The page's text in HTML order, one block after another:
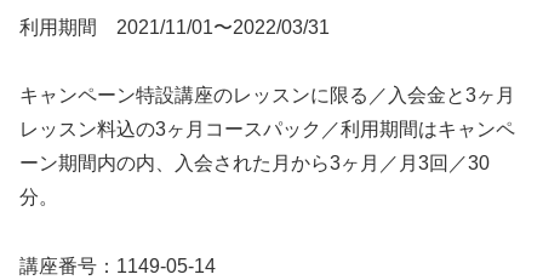
利用期間 2021/11/01〜2022/03/31
キャンペーン特設講座のレッスンに限る／入会金と3ヶ月
レッスン料込の3ヶ月コースパック／利用期間はキャンペ
ーン期間内の内、入会された月から3ヶ月／月3回／30
分。
講座番号：1149-05-14